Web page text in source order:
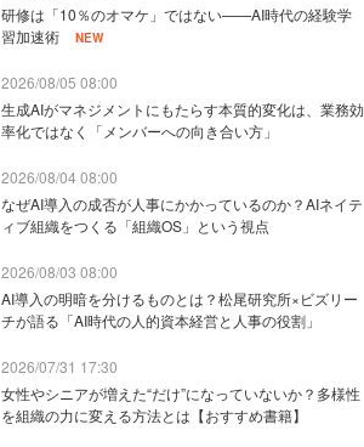
研修は「10％のオマケ」ではない——AI時代の経験学
習加速術
NEW
2026/08/05 08:00
生成AIがマネジメントにもたらす本質的変化は、業務効
率化ではなく「メンバーへの向き合い方」
2026/08/04 08:00
なぜAI導入の成否が人事にかかっているのか？AIネイテ
ィブ組織をつくる「組織OS」という視点
2026/08/03 08:00
AI導入の明暗を分けるものとは？松尾研究所×ビズリー
チが語る「AI時代の人的資本経営と人事の役割」
2026/07/31 17:30
女性やシニアが増えた“だけ”になっていないか？多様性
を組織の力に変える方法とは【おすすめ書籍】